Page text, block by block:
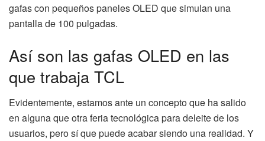
gafas con pequeños paneles OLED que simulan una
pantalla de 100 pulgadas.
Así son las gafas OLED en las
que trabaja TCL
Evidentemente, estamos ante un concepto que ha salido
en alguna que otra feria tecnológica para deleite de los
usuarios, pero sí que puede acabar siendo una realidad. Y